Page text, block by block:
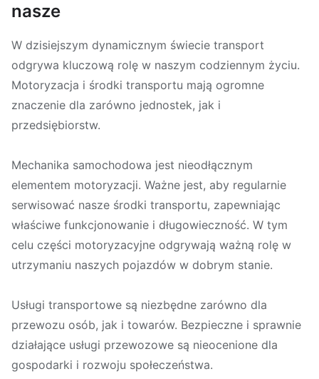
nasze
W dzisiejszym dynamicznym świecie transport
odgrywa kluczową rolę w naszym codziennym życiu.
Motoryzacja i środki transportu mają ogromne
znaczenie dla zarówno jednostek, jak i
przedsiębiorstw.
Mechanika samochodowa jest nieodłącznym
elementem motoryzacji. Ważne jest, aby regularnie
serwisować nasze środki transportu, zapewniając
właściwe funkcjonowanie i długowieczność. W tym
celu części motoryzacyjne odgrywają ważną rolę w
utrzymaniu naszych pojazdów w dobrym stanie.
Usługi transportowe są niezbędne zarówno dla
przewozu osób, jak i towarów. Bezpieczne i sprawnie
działające usługi przewozowe są nieocenione dla
gospodarki i rozwoju społeczeństwa.